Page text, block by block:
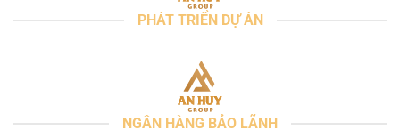
PHÁT TRIỂN DỰ ÁN
NGÂN HÀNG BẢO LÃNH